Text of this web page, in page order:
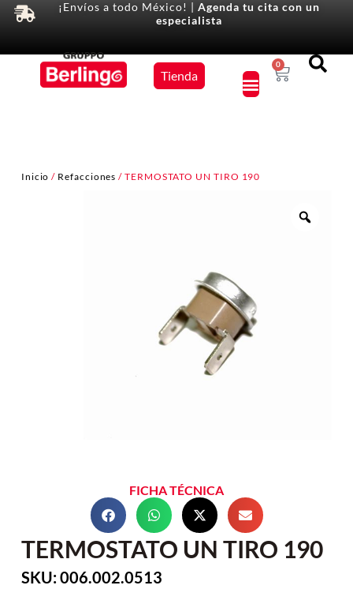
¡Envíos a todo México! | Agenda tu cita con un
especialista
Tienda
0
Inicio / Refacciones / TERMOSTATO UN TIRO 190
FICHA TÉCNICA
TERMOSTATO UN TIRO 190
SKU: 006.002.0513